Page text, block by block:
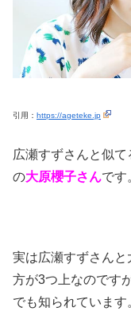
引用： https://ageteke.jp
広瀬すずさんと似
の大原櫻子さんです
実は広瀬すずさん
方が3つ上なのです
でも知られています